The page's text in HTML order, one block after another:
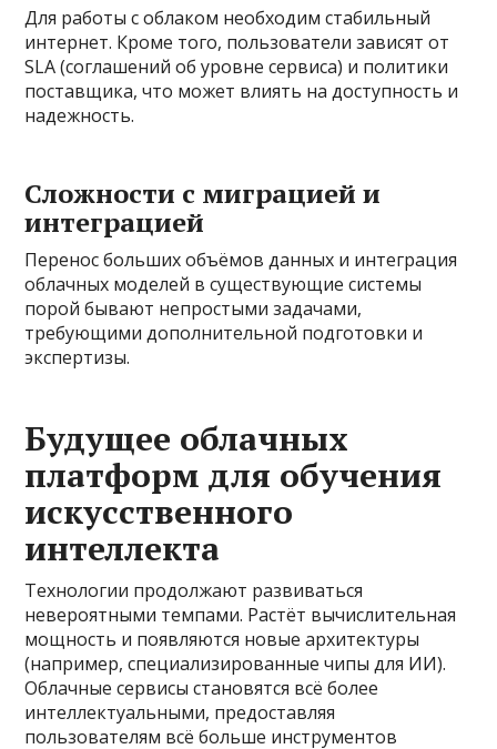
Для работы с облаком необходим стабильный
интернет. Кроме того, пользователи зависят от
SLA (соглашений об уровне сервиса) и политики
поставщика, что может влиять на доступность и
надежность.
Сложности с миграцией и
интеграцией
Перенос больших объёмов данных и интеграция
облачных моделей в существующие системы
порой бывают непростыми задачами,
требующими дополнительной подготовки и
экспертизы.
Будущее облачных
платформ для обучения
искусственного
интеллекта
Технологии продолжают развиваться
невероятными темпами. Растёт вычислительная
мощность и появляются новые архитектуры
(например, специализированные чипы для ИИ).
Облачные сервисы становятся всё более
интеллектуальными, предоставляя
пользователям всё больше инструментов